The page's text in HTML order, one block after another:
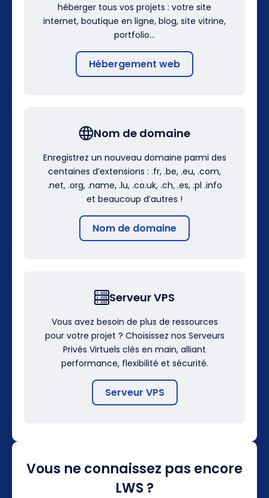
héberger tous vos projets : votre site
internet, boutique en ligne, blog, site vitrine,
portfolio…
Hébergement web
Nom de domaine
Enregistrez un nouveau domaine parmi des
centaines d’extensions : .fr, .be, .eu, .com,
.net, .org, .name, .lu, .co.uk, .ch, .es, .pl .info
et beaucoup d’autres !
Nom de domaine
Serveur VPS
Vous avez besoin de plus de ressources
pour votre projet ? Choisissez nos Serveurs
Privés Virtuels clés en main, alliant
performance, flexibilité et sécurité.
Serveur VPS
Vous ne connaissez pas encore
LWS ?